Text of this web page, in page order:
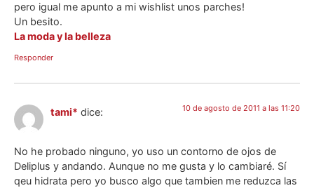
pero igual me apunto a mi wishlist unos parches!
Un besito.
La moda y la belleza
Responder
tami* dice: 10 de agosto de 2011 a las 11:20
No he probado ninguno, yo uso un contorno de ojos de
Deliplus y andando. Aunque no me gusta y lo cambiaré. Sí
qeu hidrata pero yo busco algo que tambien me reduzca las